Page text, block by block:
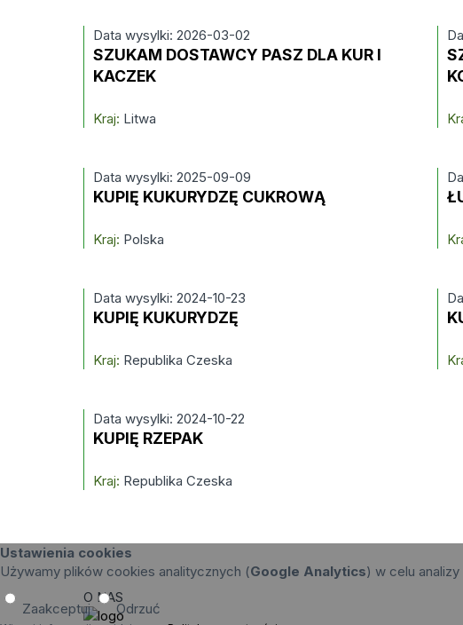
Data wysylki: 2026-03-02
SZUKAM DOSTAWCY PASZ DLA KUR I
KACZEK
Kraj: Litwa
Data wysylki: 2025-09-09
KUPIĘ KUKURYDZĘ CUKROWĄ
Kraj: Polska
Data wysylki: 2024-10-23
KUPIĘ KUKURYDZĘ
Kraj: Republika Czeska
Data wysylki: 2024-10-22
KUPIĘ RZEPAK
Kraj: Republika Czeska
Ustawienia cookies
Używamy plików cookies analitycznych (Google Analytics) w celu analizy
Zaakceptuj Odrzuć
O NAS